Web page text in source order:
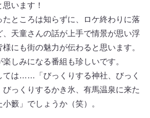
います！
ところは知らずに、ロケ終わりに落
、天童さんの話が上手で情景が思い浮
にも街の魅力が伝わると思います。
しみになる番組も珍しいです。
ては……「びっくりする神社、びっく
びっくりするかき氷、有馬温泉に来た
籔」でしょうか（笑）。